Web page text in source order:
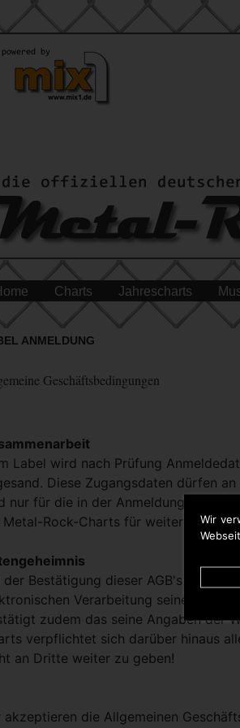
Wir
Charts Jahrescharts
ANMELDUNG
Geschäftsbedingungen
Label wird nach Prüfung
Diese Zugangsdaten dürfen
nur für die in der Anmeldung
Metal-Rock-Charts für weitere
der Bestätigung dieser AGB's erklärt
Verarbeitung seiner
zudem das seine Angaben der
verpflichtet sich darüber hinaus
an Dritte weiter zu geben!
akzeptieren die Allgemeinen